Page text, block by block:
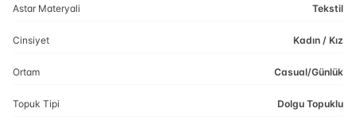
Astar Materyali Tekstil
Cinsiyet Kadın / Kız
Ortam Casual/Günlük
Topuk Tipi Dolgu Topuklu